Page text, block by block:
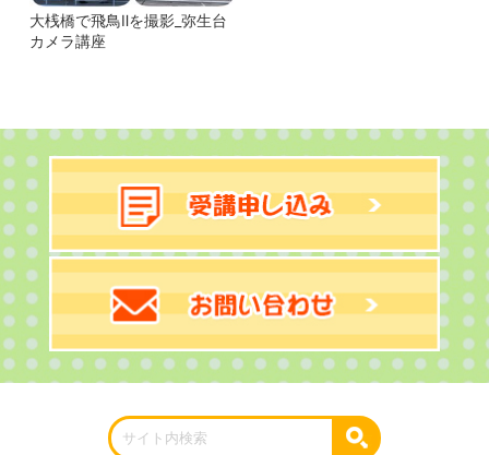
大桟橋で飛鳥Ⅱを撮影_弥生台
カメラ講座